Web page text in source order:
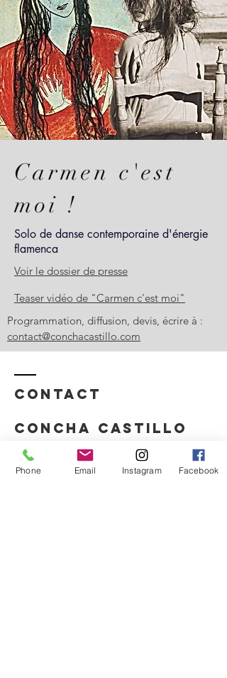
Carmen c'est
moi !
Solo de danse contemporaine d'énergie
flamenca
Voir le dossier de presse
Teaser vidéo de "Carmen c'est moi"
Programmation, diffusion, devis, écrire à :
contact@conchacastillo.com
Contact
concha castillo
06 07 86 59 35
Phone Email Instagram Facebook